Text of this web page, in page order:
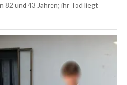
82 und 43 Jahren; ihr Tod liegt